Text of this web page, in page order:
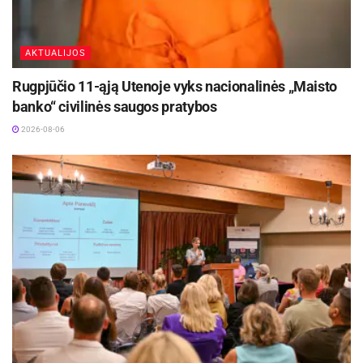
susijusios su šildymo sistemomis:
Elektros įrenginių gedimai
Krosnių, židinių ir dūmtraukių problemos
Neteisingai įrengtos kieto kuro šildymo sistemos
Aktualios naujienos
„Globalūs Zarasai“ subūrė kraštiečius iš
įvairių pasaulio kampelių
2026-08-08
Europos sveikatos draudimo kortelę gali
pakeisti sertifikatas
2026-08-07
AKTUALIJOS
Rugpjūčio 11-ąją Utenoje vyks nacionalinės „Maisto
banko“ civilinės saugos pratybos
2026-08-06